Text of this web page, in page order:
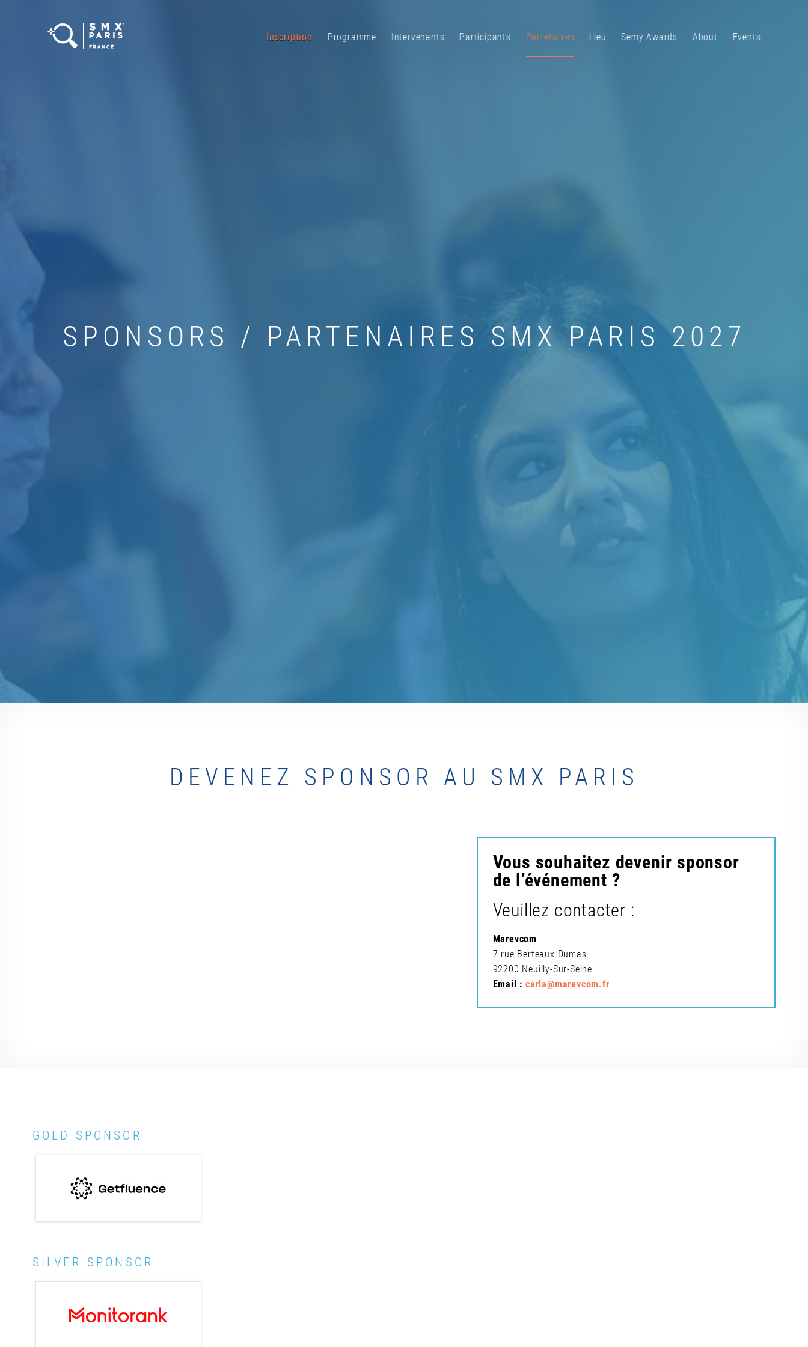
Inscription Programme Intervenants Participants Partenaires Lieu Semy Awards About Events
SPONSORS / PARTENAIRES SMX PARIS 2027
DEVENEZ SPONSOR AU SMX PARIS
Vous souhaitez devenir sponsor
de l’événement ?
Veuillez contacter :
Marevcom
7 rue Berteaux Dumas
92200 Neuilly-Sur-Seine
Email : carla@marevcom.fr
GOLD SPONSOR
SILVER SPONSOR